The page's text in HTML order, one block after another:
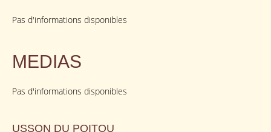
Pas d'informations disponibles
MEDIAS
Pas d'informations disponibles
USSON DU POITOU